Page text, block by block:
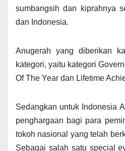
sumbangsih dan kiprahnya
dan Indonesia.
Anugerah yang diberikan
kategori, yaitu kategori
Of The Year dan Lifetime
Sedangkan untuk Indonesia
penghargaan bagi para
tokoh nasional yang telah
Sebagai salah satu special